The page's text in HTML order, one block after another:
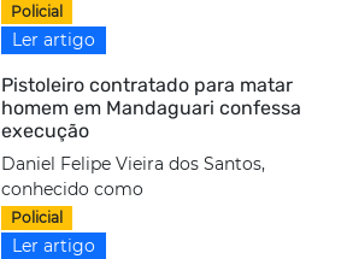
Policial
Ler artigo
Pistoleiro contratado para matar
homem em Mandaguari confessa
execução
Daniel Felipe Vieira dos Santos,
conhecido como
Policial
Ler artigo